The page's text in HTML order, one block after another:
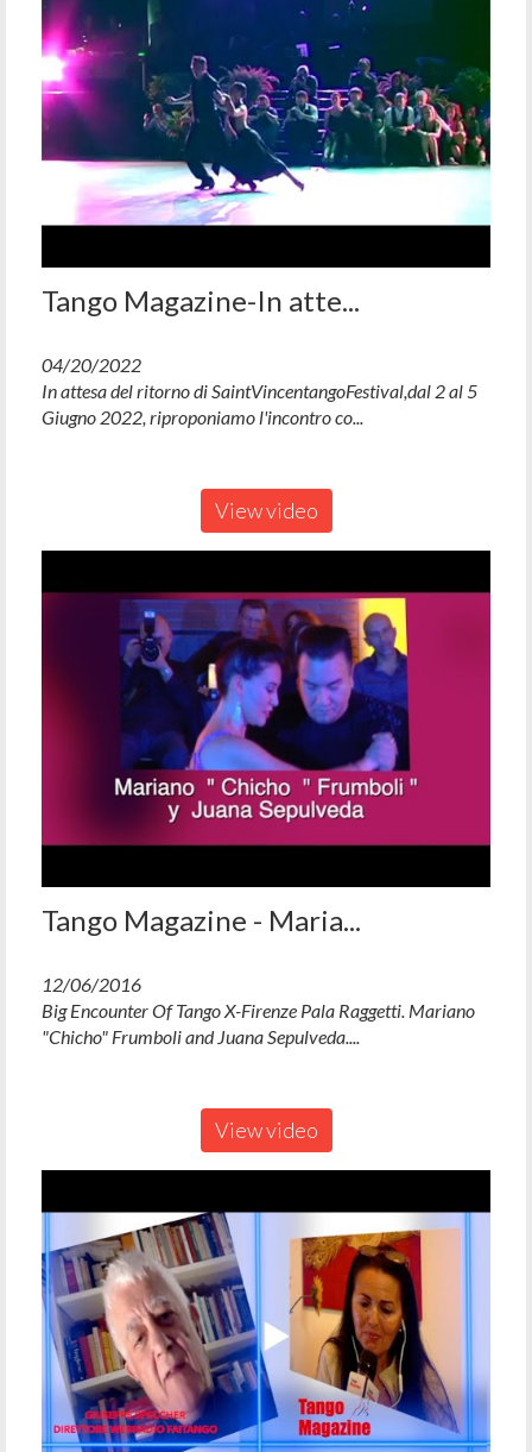
Tango Magazine-In atte...
04/20/2022
In attesa del ritorno di SaintVincentangoFestival,dal 2 al 5
Giugno 2022, riproponiamo l'incontro co...
View video
Tango Magazine - Maria...
12/06/2016
Big Encounter Of Tango X-Firenze Pala Raggetti. Mariano
"Chicho" Frumboli and Juana Sepulveda....
View video